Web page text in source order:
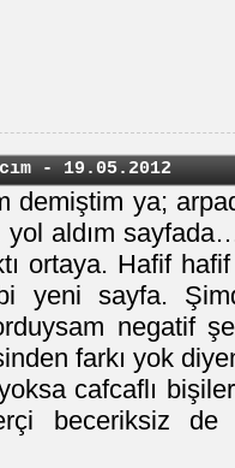
- 19.05.2012
demiştim ya;
aldım
ortaya. Hafif
yeni sayfa.
negatif
farkı yok
cafcaflı
beceriksiz de